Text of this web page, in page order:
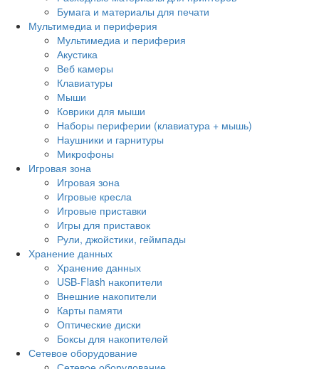
Бумага и материалы для печати
Мультимедиа и периферия
Мультимедиа и периферия
Акустика
Веб камеры
Клавиатуры
Мыши
Коврики для мыши
Наборы периферии (клавиатура + мышь)
Наушники и гарнитуры
Микрофоны
Игровая зона
Игровая зона
Игровые кресла
Игровые приставки
Игры для приставок
Рули, джойстики, геймпады
Хранение данных
Хранение данных
USB-Flash накопители
Внешние накопители
Карты памяти
Оптические диски
Боксы для накопителей
Сетевое оборудование